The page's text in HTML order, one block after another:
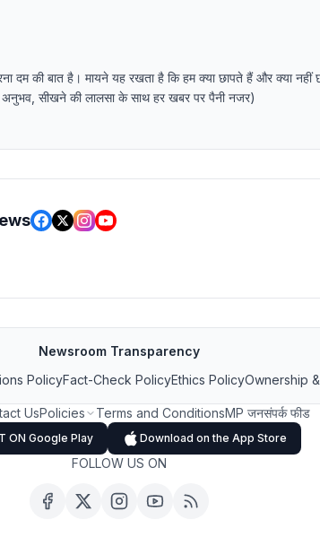
दम की बात है। मायने यह रखता है कि हम क्या छापते हैं और क्या नहीं
अनुभव, सीखने की लालसा के साथ हर खबर पर पैनी नजर)
Newsroom Transparency
PolicyFact-Check PolicyEthics PolicyOwnership
UsPolicies Terms and ConditionsMP जनसंपर्क फीड
ON Google Play Download on the App Store
FOLLOW US ON